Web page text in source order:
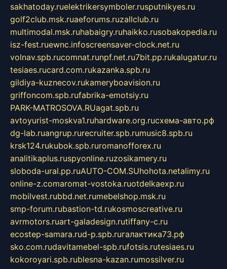
sakhatoday.ruelektrikersymboler.rusputnikyes.ru
golf2club.msk.ruaeforums.ruzallclub.ru
multimodal.msk.ruhabaigry.ruhaikko.rusobakopedia.ru
isz-fest.ruewnc.infoscreensaver-clock.net.ru
volnav.spb.rucomnat.runpf.net.ru7bit.pp.rukalugatur.ru
tesiaes.rucard.com.rukazanka.spb.ru
gildiya-kuznecov.rukameryboavision.ru
griffoncom.spb.rufabrika-emotsiy.ru
PARK-MATROSOVA.RUagat.spb.ru
avtoyurist-moskva1.ruhardware.org.ruсхема-авто.рф
dg-lab.ruangrup.rurecruiter.spb.rumusic8.spb.ru
krsk124.rukubok.spb.ruromanofforex.ru
analitikaplus.ruspyonline.ruzosikamery.ru
sloboda-ural.pp.ruAUTO-COM.SUhohota.netalimy.ru
online-z.comaromat-vostoka.ruotdelkaexp.ru
mobilvest.rubbd.net.rumebelshop.msk.ru
smp-forum.rubastion-td.rukosmoscreative.ru
avrmotors.ruart-galadesign.rutiffany-c.ru
ecostep-samara.rud-p.spb.ruгалактика73.рф
sko.com.rudavitamebel-spb.rufotsis.rutesiaes.ru
kokoroyari.spb.rublesna-kazan.rumossilver.ru